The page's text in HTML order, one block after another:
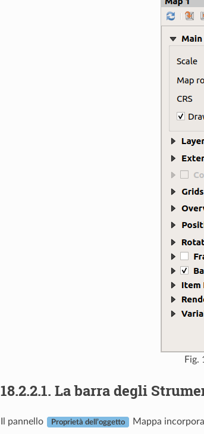
Fig.
18.2.2.1. La barra degli
Il pannello Proprietà dell’oggetto Mappa